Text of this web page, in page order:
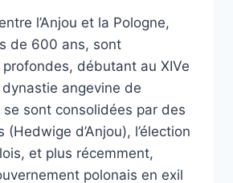
l’Anjou et la Pologne,
de 600 ans, sont
débutant au XIVe
angevine de
se sont consolidées par des
(Hedwige d’Anjou), l’élection
et plus récemment,
polonais en exil